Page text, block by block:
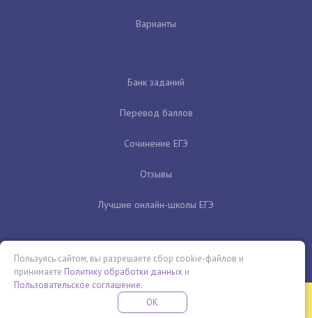
Варианты
Банк заданий
Перевод баллов
Сочинение ЕГЭ
Отзывы
Лучшие онлайн-школы ЕГЭ
Бесплатная летняя школа
ПРОВЕДИ ЭТО ЛЕТО С ПОЛЬЗОЙ
Пользуясь сайтом, вы разрешаете сбор cookie-файлов и
принимаете Политику обработки данных и
Пользовательское соглашение.
OK